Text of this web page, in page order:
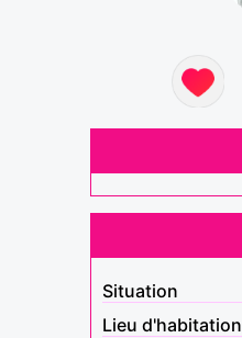
Situation
Lieu d'habitation